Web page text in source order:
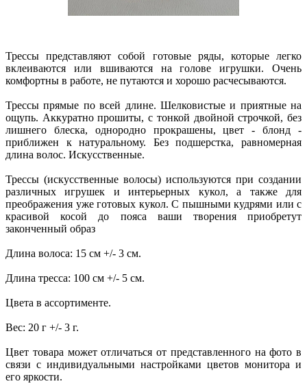
Трессы представляют собой готовые ряды, которые легко
вклеиваются или вшиваются на голове игрушки. Очень
комфортны в работе, не путаются и хорошо расчесываются.
Трессы прямые по всей длине. Шелковистые и приятные на
ощупь. Аккуратно прошиты, с тонкой двойной строчкой, без
лишнего блеска, однородно прокрашены, цвет - блонд -
приближен к натуральному. Без подшерстка, равномерная
длина волос. Искусственные.
Трессы (искусственные волосы) используются при создании
различных игрушек и интерьерных кукол, а также для
преображения уже готовых кукол. С пышными кудрями или с
красивой косой до пояса ваши творения приобретут
законченный образ
Длина волоса: 15 см +/- 3 см.
Длина тресса: 100 см +/- 5 см.
Цвета в ассортименте.
Вес: 20 г +/- 3 г.
Цвет товара может отличаться от представленного на фото в
связи с индивидуальными настройками цветов монитора и
его яркости.